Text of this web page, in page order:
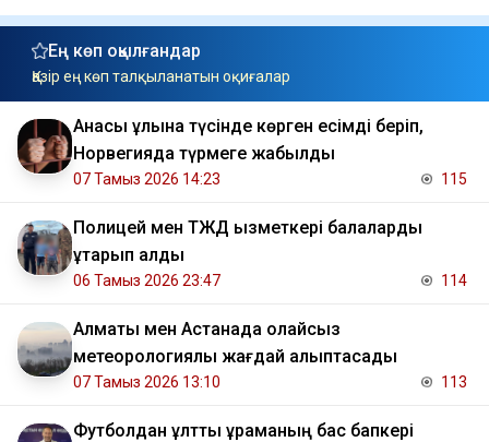
Ең көп оқылғандар
Қазір ең көп талқыланатын оқиғалар
Анасы ұлына түсінде көрген есімді беріп,
Норвегияда түрмеге жабылды
07 Тамыз 2026 14:23 115
Полицей мен ТЖД қызметкері балаларды
құтқарып қалды
06 Тамыз 2026 23:47 114
Алматы мен Астанада қолайсыз
метеорологиялық жағдай қалыптасады
07 Тамыз 2026 13:10 113
Футболдан ұлттық құраманың бас бапкері